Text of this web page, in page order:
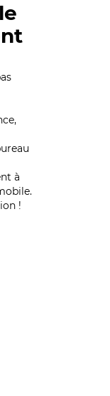
à
!